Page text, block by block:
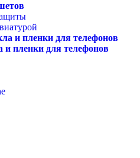
и пленки для телефонов